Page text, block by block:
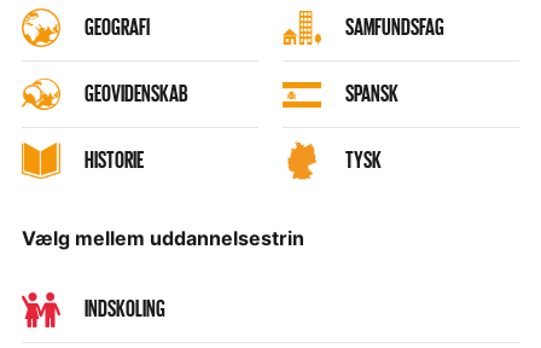
GEOGRAFI
GEOVIDENSKAB
HISTORIE
SAMFUNDSFAG
SPANSK
TYSK
Vælg mellem uddannelsestrin
INDSKOLING